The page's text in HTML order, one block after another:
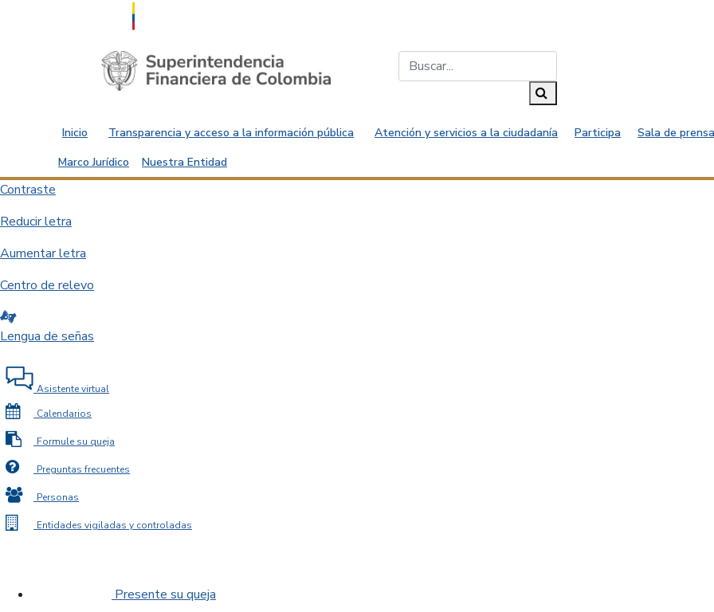
Saltar al contenido principal
Inicio Transparencia y acceso a la información pública Atención y servicios a la ciudadanía Participa
Sala de
Marco Jurídico
Nuestra Entidad
Contraste
Reducir letra
Aumentar letra
Centro de relevo
Lengua de señas
Asistente virtual
Calendarios
Formule su queja
Preguntas frecuentes
Personas
Entidades vigiladas y controladas
Presente su queja